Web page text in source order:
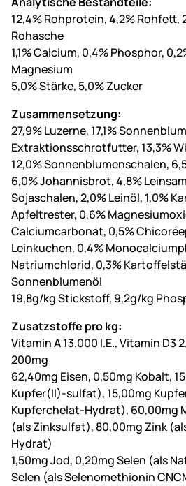
12,4% Rohprotein, 4,2% Rohfett,
Rohasche
1,1% Calcium, 0,4% Phosphor,
Magnesium
5,0% Stärke, 5,0% Zucker
Zusammensetzung:
27,9% Luzerne, 17,1%
Extraktionsschrotfutter, 13,3%
12,0% Sonnenblumenschalen,
6,0% Johannisbrot, 4,8%
Sojaschalen, 2,0% Leinöl, 1,0%
Apfeltrester, 0,6%
Calciumcarbonat, 0,5%
Leinkuchen, 0,4%
Natriumchlorid, 0,3%
Sonnenblumenöl
19,8g/kg Stickstoff, 9,2g/kg
Zusatzstoffe pro kg:
Vitamin A 13.000 I.E., Vitamin D3
200mg
62,40mg Eisen, 0,50mg Kobalt,
Kupfer(II)-sulfat), 15,00mg
Kupferchelat-Hydrat), 60,00mg
(als Zinksulfat), 80,00mg Zink
Hydrat)
1,50mg Jod, 0,20mg Selen (als
Selen (als Selenomethionin